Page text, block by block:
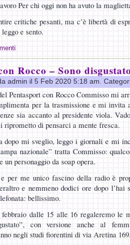
Per chi oggi non ha avuto la
critiche pesanti, ma c’è libertà di
e sento.
Rocco – Sono
admin il 5 Feb 2020 5:18 am.
Pentasport con Rocco Commisso mi
per la trasmissione e mi invita
sia accanto al presidente viola.
riprometto di pensarci a mente fresca.
dopo mi sveglio, leggo i giornali e mi
nazionale” tratta Commisso:
un personaggio da soap opera.
e per me unico fascino della radio è
e nemmeno dodici ore dopo
bellissimo.
dalle 15 alle 16 regaleremo le
con versione anche al
negli studi fiorentini di via Aretina